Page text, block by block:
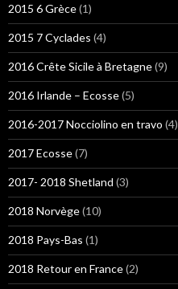
2015 6 Grèce(1)
2015 7 Cyclades (4)
2016 Crête Sicile à Bretagne(9)
2016 Irlande – Ecosse(5)
2016-2017 Nocciolino en travo (4)
2017 Ecosse(7)
2017- 2018 Shetland (3)
2018 Norvège(10)
2018 Pays-Bas (1)
2018 Retour en France(2)